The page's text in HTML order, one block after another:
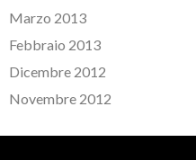
Marzo 2013
Febbraio 2013
Dicembre 2012
Novembre 2012